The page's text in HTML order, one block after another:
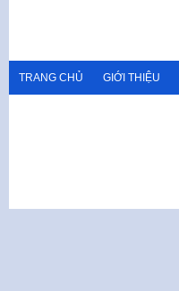
TRANG CHỦ GIỚI THIỆU